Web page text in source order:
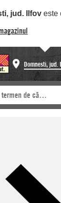
jud. Ilfov este
Domnesti, jud.